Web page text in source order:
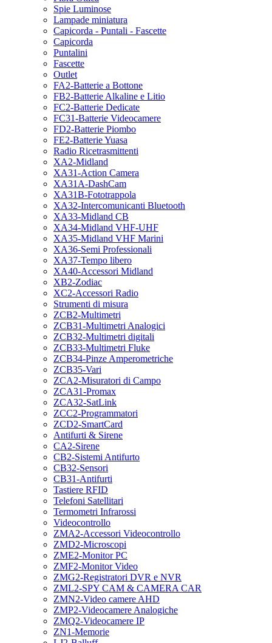
Spie Luminose
Lampade miniatura
Capicorda - Puntali - Fascette
Capicorda
Puntalini
Fascette
Outlet
FA2-Batterie a Bottone
FB2-Batterie Alkaline e Litio
FC2-Batterie Dedicate
FC31-Batterie Videocamere
FD2-Batterie Piombo
FE2-Batterie Yuasa
Radio Ricetrasmittenti
XA2-Midland
XA31-Action Camera
XA31A-DashCam
XA31B-Fototrappola
XA32-Intercomunicanti Bluetooth
XA33-Midland CB
XA34-Midland VHF-UHF
XA35-Midland VHF Marini
XA36-Semi Professionali
XA37-Tempo libero
XA40-Accessori Midland
XB2-Zodiac
XC2-Accessori Radio
Strumenti di misura
ZCB2-Multimetri
ZCB31-Multimetri Analogici
ZCB32-Multimetri digitali
ZCB33-Multimetri Fluke
ZCB34-Pinze Amperometriche
ZCB35-Vari
ZCA2-Misuratori di Campo
ZCA31-Promax
ZCA32-SatLink
ZCC2-Programmatori
ZCD2-SmartCard
Antifurti & Sirene
CA2-Sirene
CB2-Sistemi Antifurto
CB32-Sensori
CB31-Antifurti
Tastiere RFID
Telefoni Satellitari
Termometri Infrarossi
Videocontrollo
ZMA2-Accessori Videocontrollo
ZMD2-Microscopi
ZME2-Monitor PC
ZMF2-Monitor Video
ZMG2-Registratori DVR e NVR
ZML2-SPY CAM & CAMERA CAR
ZMN2-Video camere AHD
ZMP2-Videocamere Analogiche
ZMQ2-Videocamere IP
ZN1-Memorie